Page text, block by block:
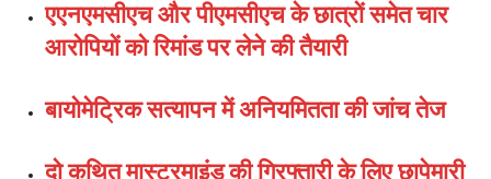
एएनएमसीएच और पीएमसीएच के छात्रों समेत चार
आरोपियों को रिमांड पर लेने की तैयारी
बायोमेट्रिक सत्यापन में अनियमितता की जांच तेज
दो कथित मास्टरमाइंड की गिरफ्तारी के लिए छापेमारी